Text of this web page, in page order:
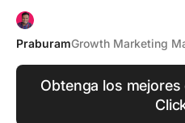
PraburamGrowth Marketing
Obtenga los